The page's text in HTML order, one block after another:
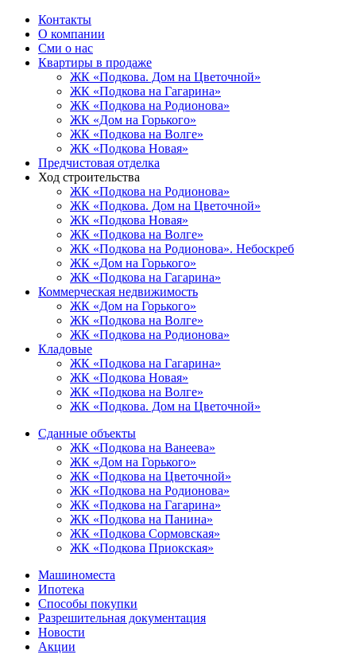
Контакты
О компании
Сми о нас
Квартиры в продаже
ЖК «Подкова. Дом на Цветочной»
ЖК «Подкова на Гагарина»
ЖК «Подкова на Родионова»
ЖК «Дом на Горького»
ЖК «Подкова на Волге»
ЖК «Подкова Новая»
Предчистовая отделка
Ход строительства
ЖК «Подкова на Родионова»
ЖК «Подкова. Дом на Цветочной»
ЖК «Подкова Новая»
ЖК «Подкова на Волге»
ЖК «Подкова на Родионова». Небоскреб
ЖК «Дом на Горького»
ЖК «Подкова на Гагарина»
Коммерческая недвижимость
ЖК «Дом на Горького»
ЖК «Подкова на Волге»
ЖК «Подкова на Родионова»
Кладовые
ЖК «Подкова на Гагарина»
ЖК «Подкова Новая»
ЖК «Подкова на Волге»
ЖК «Подкова. Дом на Цветочной»
Сданные объекты
ЖК «Подкова на Ванеева»
ЖК «Дом на Горького»
ЖК «Подкова на Цветочной»
ЖК «Подкова на Родионова»
ЖК «Подкова на Гагарина»
ЖК «Подкова на Панина»
ЖК «Подкова Сормовская»
ЖК «Подкова Приокская»
Машиноместа
Ипотека
Способы покупки
Разрешительная документация
Новости
Акции